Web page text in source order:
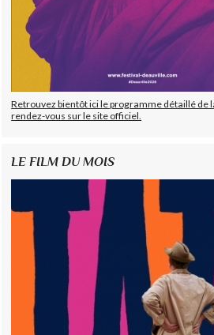
Retrouvez bientôt ici le programme détaillé de
rendez-vous sur le site officiel.
LE FILM DU MOIS